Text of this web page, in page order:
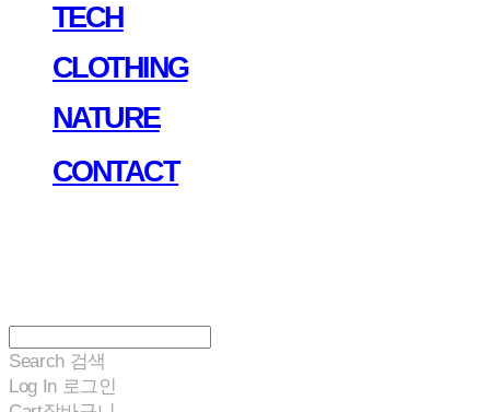
TECH
CLOTHING
NATURE
CONTACT
Search 검색
Log In 로그인